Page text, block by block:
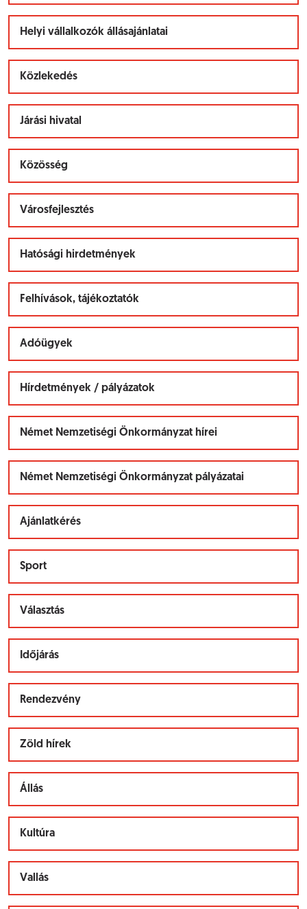
Helyi vállalkozók állásajánlatai
Közlekedés
Járási hivatal
Közösség
Városfejlesztés
Hatósági hirdetmények
Felhívások, tájékoztatók
Adóügyek
Hírdetmények / pályázatok
Német Nemzetiségi Önkormányzat hírei
Német Nemzetiségi Önkormányzat pályázatai
Ajánlatkérés
Sport
Választás
Időjárás
Rendezvény
Zöld hírek
Állás
Kultúra
Vallás